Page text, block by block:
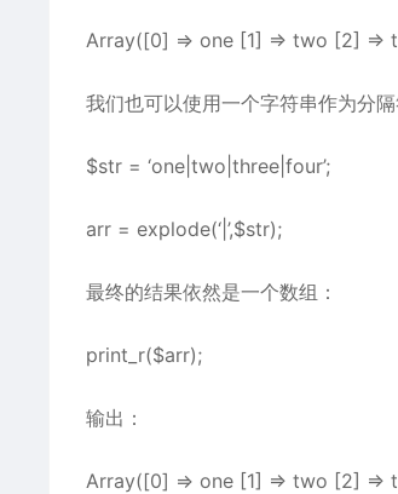
Array([0] => one [1] => two [2] =>
我们也可以使用一个字符串作为分隔
$str = ‘one|two|three|four’;
arr = explode(‘|’,$str);
最终的结果依然是一个数组：
print_r($arr);
输出：
Array([0] => one [1] => two [2] =>